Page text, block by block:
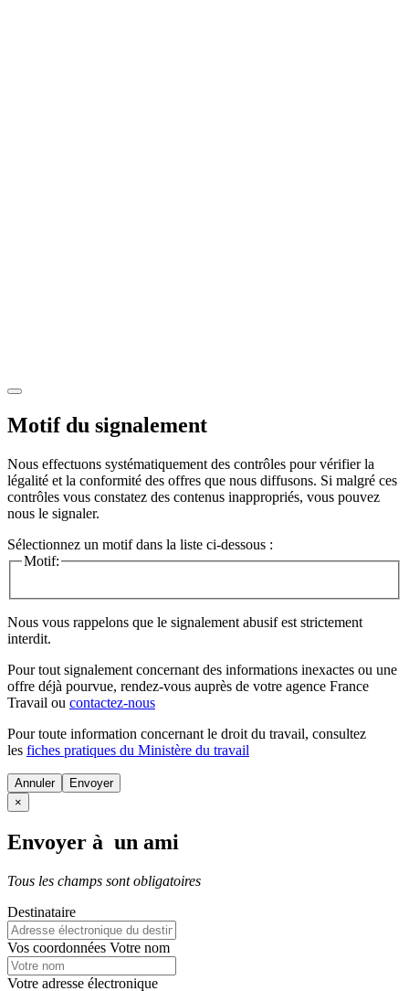
Motif du signalement
Nous effectuons systématiquement des contrôles pour vérifier la
légalité et la conformité des offres que nous diffusons. Si malgré ces
contrôles vous constatez des contenus inappropriés, vous pouvez
nous le signaler.
Sélectionnez un motif dans la liste ci-dessous :
Motif:
Nous vous rappelons que le signalement abusif est strictement
interdit.
Pour tout signalement concernant des informations inexactes ou une
offre déjà pourvue, rendez-vous auprès de votre agence France
Travail ou contactez-nous
Pour toute information concernant le droit du travail, consultez
les fiches pratiques du Ministère du travail
Annuler
×
Envoyer à un ami
Tous les champs sont obligatoires
Destinataire
Vos coordonnées Votre nom
Votre adresse électronique